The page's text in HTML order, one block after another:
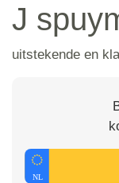
J
uitstekende en